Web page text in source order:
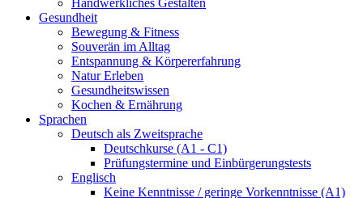
Handwerkliches Gestalten
Gesundheit
Bewegung & Fitness
Souverän im Alltag
Entspannung & Körpererfahrung
Natur Erleben
Gesundheitswissen
Kochen & Ernährung
Sprachen
Deutsch als Zweitsprache
Deutschkurse (A1 - C1)
Prüfungstermine und Einbürgerungstests
Englisch
Keine Kenntnisse / geringe Vorkenntnisse (A1)